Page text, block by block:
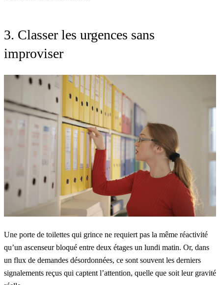
3. Classer les urgences sans
improviser
Une porte de toilettes qui grince ne requiert pas la même réactivité
qu’un ascenseur bloqué entre deux étages un lundi matin. Or, dans
un flux de demandes désordonnées, ce sont souvent les derniers
signalements reçus qui captent l’attention, quelle que soit leur gravité